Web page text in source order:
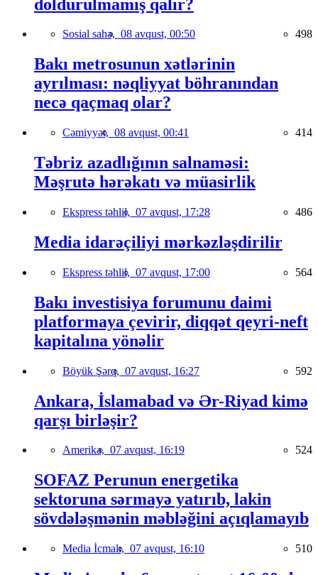
doldurulmamış qalır?
Sosial sahə, 08 avqust, 00:50 498
Bakı metrosunun xətlərinin
ayrılması: nəqliyyat böhranından
necə qaçmaq olar?
Cəmiyyət, 08 avqust, 00:41 414
Təbriz azadlığının salnaməsi:
Məşrutə hərəkatı və müasirlik
Ekspress təhlil, 07 avqust, 17:28 486
Media idarəçiliyi mərkəzləşdirilir
Ekspress təhlil, 07 avqust, 17:00 564
Bakı investisiya forumunu daimi
platformaya çevirir, diqqət qeyri-neft
kapitalına yönəlir
Böyük Şərq, 07 avqust, 16:27 592
Ankara, İslamabad və Ər-Riyad kimə
qarşı birləşir?
Amerika, 07 avqust, 16:19 524
SOFAZ Perunun energetika
sektoruna sərmayə yatırıb, lakin
sövdələşmənin məbləğini açıqlamayıb
Media İcmalı, 07 avqust, 16:10 510